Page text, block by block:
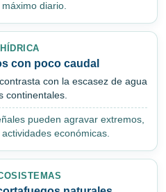
diario.
con poco caudal
con la escasez de agua
continentales.
pueden agravar extremos,
económicas.